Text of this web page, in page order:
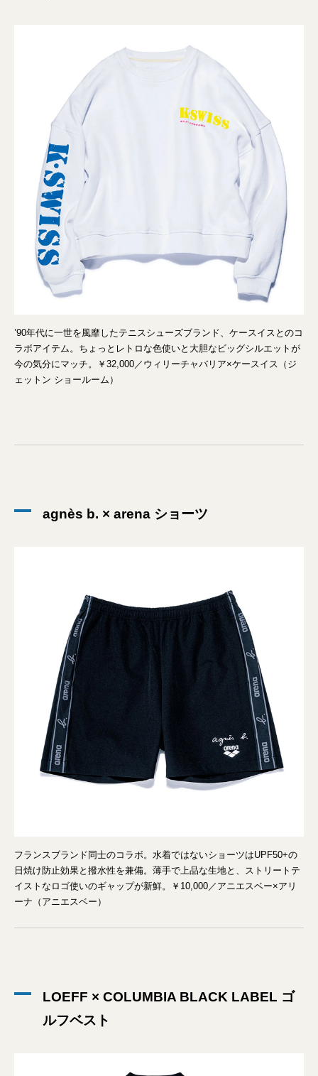
’90年代に一世を風靡したテニスシューズブランド、ケースイスとのコ
ラボアイテム。ちょっとレトロな色使いと大胆なビッグシルエットが
今の気分にマッチ。￥32,000／ウィリーチャバリア×ケースイス（ジ
ェットン ショールーム）
agnès b. × arena ショーツ
フランスブランド同士のコラボ。水着ではないショーツはUPF50+の
日焼け防止効果と撥水性を兼備。薄手で上品な生地と、ストリートテ
イストなロゴ使いのギャップが新鮮。￥10,000／アニエスベー×アリ
ーナ（アニエスベー）
LOEFF × COLUMBIA BLACK LABEL ゴ
ルフベスト